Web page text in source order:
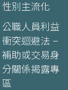
性別主流化
公職人員利益
衝突迴避法 –
補助或交易身
分關係揭露專
區